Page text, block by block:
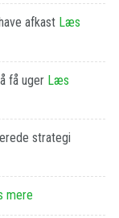
afkast Læs
få uger Læs
strategi
mere